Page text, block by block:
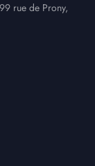
rue de Prony,